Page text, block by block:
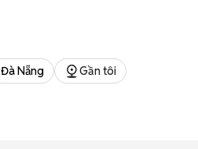
Đà Nẵng Gần tôi